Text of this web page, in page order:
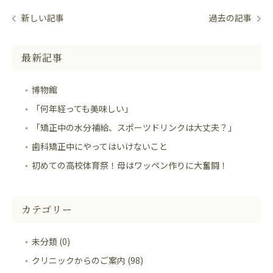
新しい記事 過去の記事
最新記事
博物館
「何年経っても美味しい」
「矯正中の水分補給、スポーツドリンクは大丈夫？」
歯科矯正中にやってはいけないこと
初めての高校体育祭！母はワッペン作りに大奮闘！
カテゴリー
未分類 (0)
クリニックからのご案内 (98)